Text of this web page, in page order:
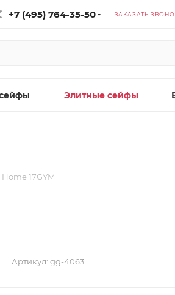
+7 (495) 764-35-50 ЗАКАЗАТЬ
Элитные сейфы
17GYM
Артикул: gg-4063